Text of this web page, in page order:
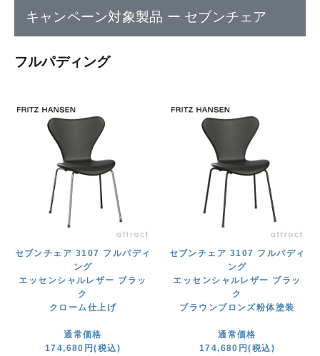
キャンペーン対象製品 ー セブンチェア
フルパディング
セブンチェア 3107 フルパディ
ング
エッセンシャルレザー ブラッ
ク
クローム仕上げ
通常価格
174,680円(税込)
セブンチェア 3107 フルパディ
ング
エッセンシャルレザー ブラッ
ク
ブラウンブロンズ粉体塗装
通常価格
174,680円(税込)